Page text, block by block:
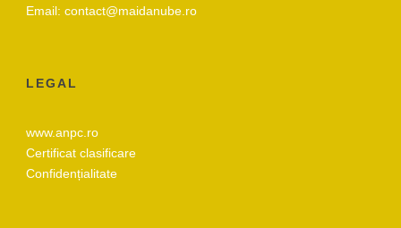
Email: contact@maidanube.ro
LEGAL
www.anpc.ro
Certificat clasificare
Confidențialitate